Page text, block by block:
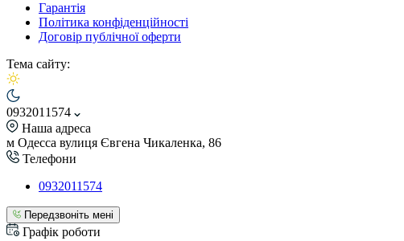
Гарантія
Політика конфіденційності
Договір публічної оферти
Тема сайту:
0932011574
Наша адреса
м Одесса вулиця Євгена Чикаленка, 86
Телефони
0932011574
Передзвоніть мені
Графік роботи